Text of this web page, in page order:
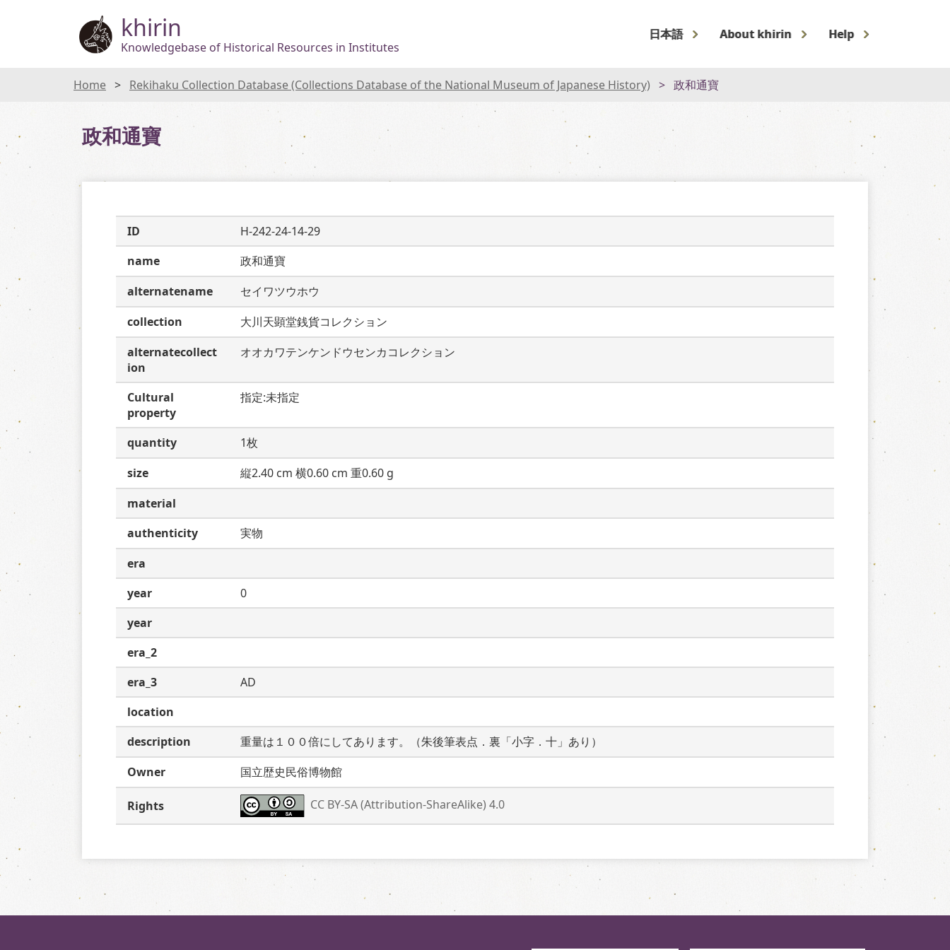
khirin
Knowledgebase of Historical Resources in Institutes
日本語 About khirin Help
Home Rekihaku Collection Database (Collections Database of the National Museum of Japanese History) 政和通寶
政和通寶
ID
H-242-24-14-29
name
政和通寶
alternatename
セイワツウホウ
collection
大川天顕堂銭貨コレクション
alternatecollect
ion
オオカワテンケンドウセンカコレクション
Cultural
property
指定:未指定
quantity
1枚
size
縦2.40 cm 横0.60 cm 重0.60 g
material
authenticity
実物
era
year
0
year
era_2
era_3
AD
location
description
重量は１００倍にしてあります。（朱後筆表点．裏「小字．十」あり）
Owner
国立歴史民俗博物館
Rights CC BY-SA (Attribution-ShareAlike) 4.0